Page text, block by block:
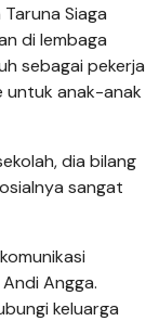
Siaga
di lembaga
sebagai pekerja
untuk anak-anak
dia bilang
sangat
Angga.
keluarga